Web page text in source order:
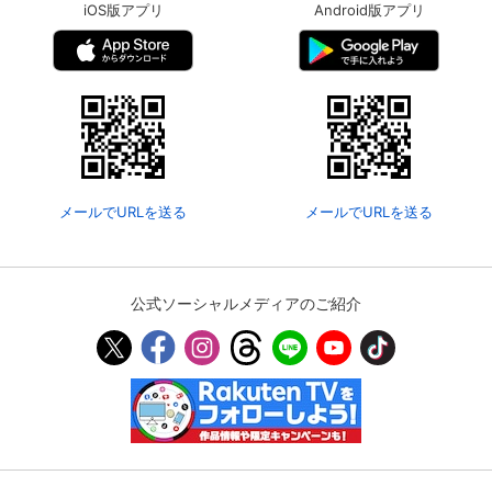
iOS版アプリ
メールでURLを送る
Android版アプリ
メールでURLを送る
公式ソーシャルメディアのご紹介